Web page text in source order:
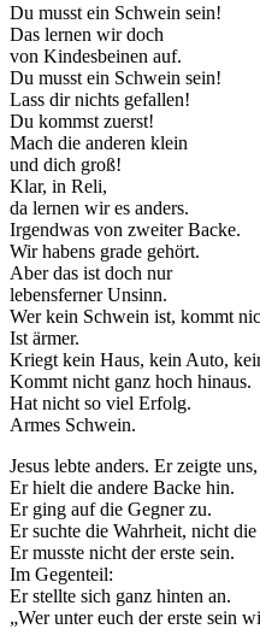
Du musst ein Schwein sein!
Das lernen wir doch
von Kindesbeinen auf.
Du musst ein Schwein sein!
Lass dir nichts gefallen!
Du kommst zuerst!
Mach die anderen klein
und dich groß!
Klar, in Reli,
da lernen wir es anders.
Irgendwas von zweiter Backe.
Wir habens grade gehört.
Aber das ist doch nur
lebensferner Unsinn.
Wer kein Schwein ist, kommt
Ist ärmer.
Kriegt kein Haus, kein Auto,
Kommt nicht ganz hoch hinaus.
Hat nicht so viel Erfolg.
Armes Schwein.
Jesus lebte anders. Er zeigte
Er hielt die andere Backe hin.
Er ging auf die Gegner zu.
Er suchte die Wahrheit, nicht
Er musste nicht der erste sein.
Im Gegenteil:
Er stellte sich ganz hinten an.
„Wer unter euch der erste sein